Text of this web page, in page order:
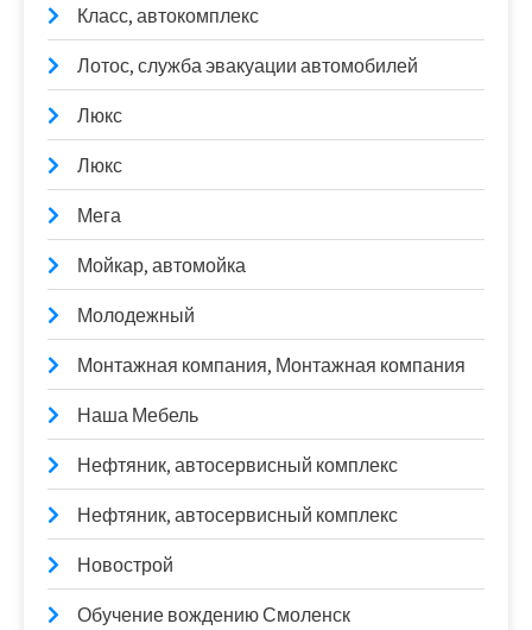
Класс, автокомплекс
Лотос, служба эвакуации автомобилей
Люкс
Люкс
Мега
Мойкар, автомойка
Молодежный
Монтажная компания, Монтажная компания
Наша Мебель
Нефтяник, автосервисный комплекс
Нефтяник, автосервисный комплекс
Новострой
Обучение вождению Смоленск